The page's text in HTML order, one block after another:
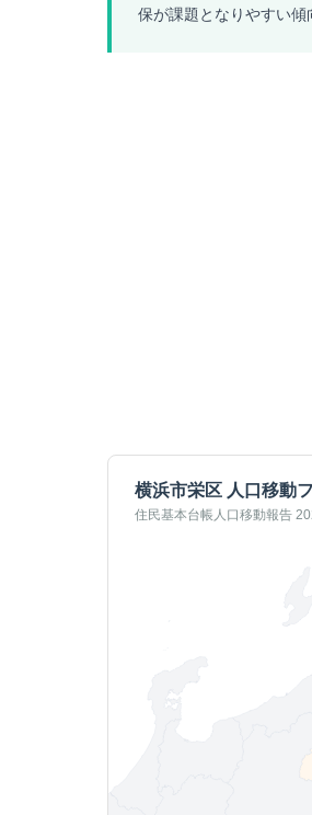
保が課題となりやすい傾
横浜市栄区 人口移動
住民基本台帳人口移動報告